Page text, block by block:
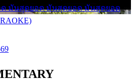
มันสุดยอด มันสุดยอด มันสุดยอด